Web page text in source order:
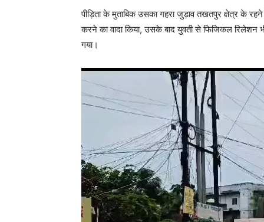
पीड़िता के मुताबिक उसका गहरा जुड़ाव तखतपुर क्षेत्र के
करने का वादा किया, उसके बाद युवती से फिजिकल रिलेशन
गया।
V
d
P
l
a
y
e